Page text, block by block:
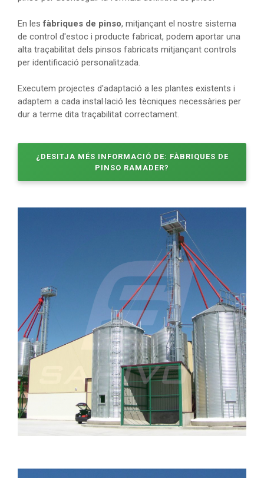
En lesfàbriques de pinso, mitjançant el nostre sistema
de control d'estoc i producte fabricat, podem aportar una
alta traçabilitat dels pinsos fabricats mitjançant controls
per identificació personalitzada.
Executem projectes d'adaptació a les plantes existents i
adaptem a cada instal·lació les tècniques necessàries per
dur a terme dita traçabilitat correctament.
¿DESITJA MÉS INFORMACIÓ DE: FÀBRIQUES DE
PINSO RAMADER?